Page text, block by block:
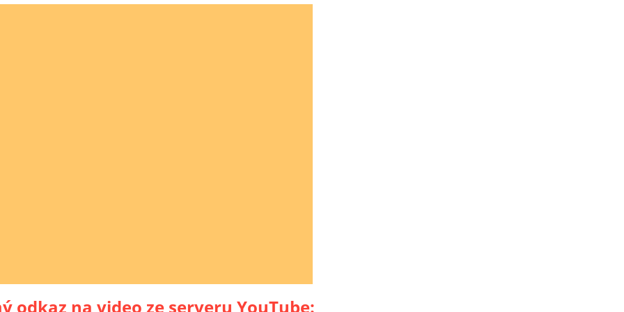
odkaz na video ze serveru YouTube: